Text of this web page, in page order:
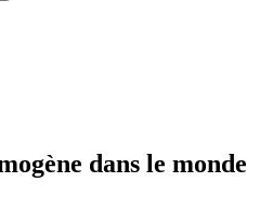
dans le monde